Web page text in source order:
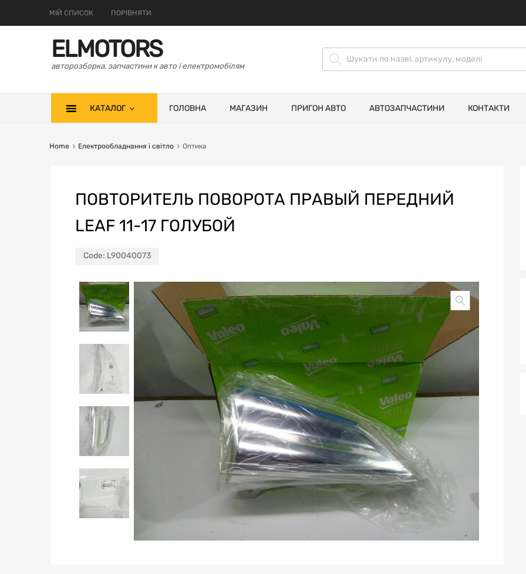
МІЙ СПИСОК ПОРІВНЯТИ
ELMOTORS
авторозборка, запчастини к авто і електромобілям
КАТАЛОГ ГОЛОВНА МАГАЗИН ПРИГОН АВТО АВТОЗАПЧАСТИНИ КОНТАКТИ
Home Електрообладнання і світло Оптика
ПОВТОРИТЕЛЬ ПОВОРОТА ПРАВЫЙ ПЕРЕДНИЙ
LEAF 11-17 ГОЛУБОЙ
Code: L90040073